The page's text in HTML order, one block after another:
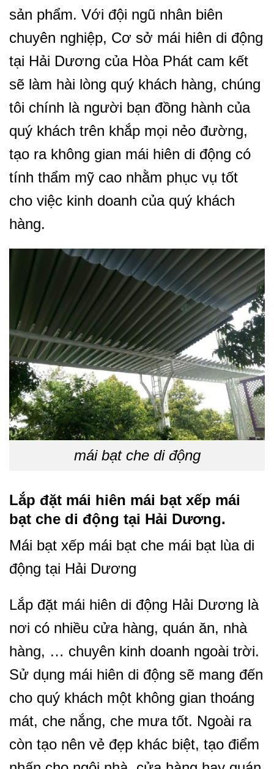
sản phẩm. Với đội ngũ nhân biên
chuyên nghiệp, Cơ sở mái hiên di động
tại Hải Dương của Hòa Phát cam kết
sẽ làm hài lòng quý khách hàng, chúng
tôi chính là người bạn đồng hành của
quý khách trên khắp mọi nẻo đường,
tạo ra không gian mái hiên di động có
tính thẩm mỹ cao nhằm phục vụ tốt
cho việc kinh doanh của quý khách
hàng.
mái bạt che di động
Lắp đặt mái hiên mái bạt xếp mái
bạt che di động tại Hải Dương.
Mái bạt xếp mái bạt che mái bạt lùa di
động tại Hải Dương
Lắp đặt mái hiên di động Hải Dương là
nơi có nhiều cửa hàng, quán ăn, nhà
hàng, … chuyên kinh doanh ngoài trời.
Sử dụng mái hiên di động sẽ mang đến
cho quý khách một không gian thoáng
mát, che nắng, che mưa tốt. Ngoài ra
còn tạo nên vẻ đẹp khác biệt, tạo điểm